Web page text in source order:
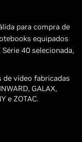
para compra de
equipados
40 selecionada,
de vídeo fabricadas
GALAX,
e ZOTAC.